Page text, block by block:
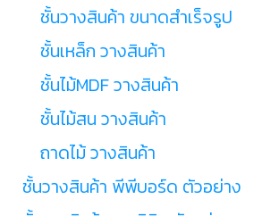
ชั้นวางสินค้า ขนาดสำเร็จรูป
ชั้นเหล็ก วางสินค้า
ชั้นไม้MDF วางสินค้า
ชั้นไม้สน วางสินค้า
ถาดไม้ วางสินค้า
ชั้นวางสินค้า พีพีบอร์ด ตัวอย่าง